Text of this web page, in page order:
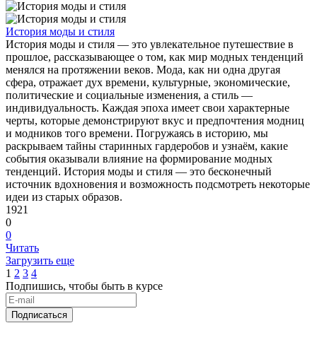
История моды и стиля
История моды и стиля — это увлекательное путешествие в
прошлое, рассказывающее о том, как мир модных тенденций
менялся на протяжении веков. Мода, как ни одна другая
сфера, отражает дух времени, культурные, экономические,
политические и социальные изменения, а стиль —
индивидуальность. Каждая эпоха имеет свои характерные
черты, которые демонстрируют вкус и предпочтения модниц
и модников того времени. Погружаясь в историю, мы
раскрываем тайны старинных гардеробов и узнаём, какие
события оказывали влияние на формирование модных
тенденций. История моды и стиля — это бесконечный
источник вдохновения и возможность подсмотреть некоторые
идеи из старых образов.
1921
0
0
Читать
Загрузить еще
1 2 3 4
Подпишись, чтобы быть в курсе
Подписаться